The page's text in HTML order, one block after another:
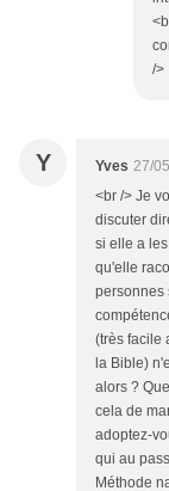
/>
Y Yves 27/
<br /> Je
discuter
si elle a
qu'elle
personnes
(très facile
la Bible)
alors ?
cela de
adoptez-
qui au
Méthode